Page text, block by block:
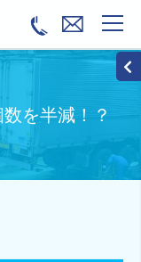
を半減！？